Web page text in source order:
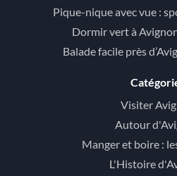
Pique-nique avec vue :
Dormir vert à
Balade facile près
Visiter
Autour
Manger et boire :
L'Histoire